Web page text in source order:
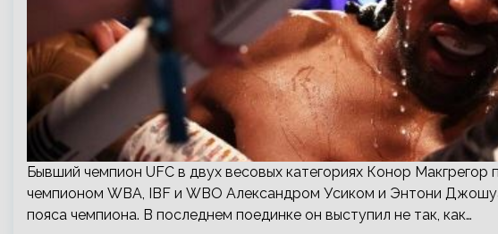
Бывший чемпион UFC в двух весовых категориях Конор
чемпионом WBA, IBF и WBO Александром Усиком и Энтони
пояса чемпиона. В последнем поединке он выступил не так, как…